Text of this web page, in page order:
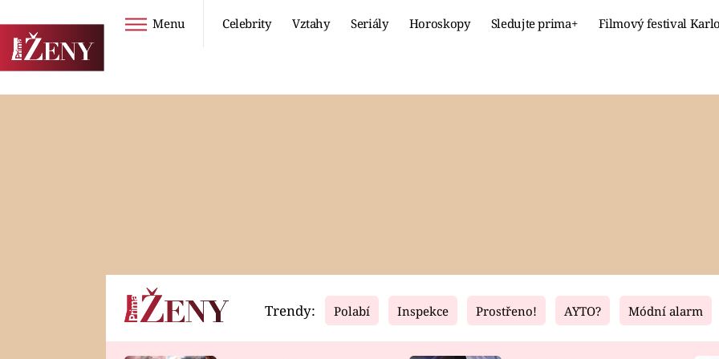
Menu Celebrity Vztahy Seriály Horoskopy Sledujte prima+ Filmový festival
Horoskopy Video Fresh Living
Trendy: Polabí Inspekce Prostřeno! AYTO? Módní alarm